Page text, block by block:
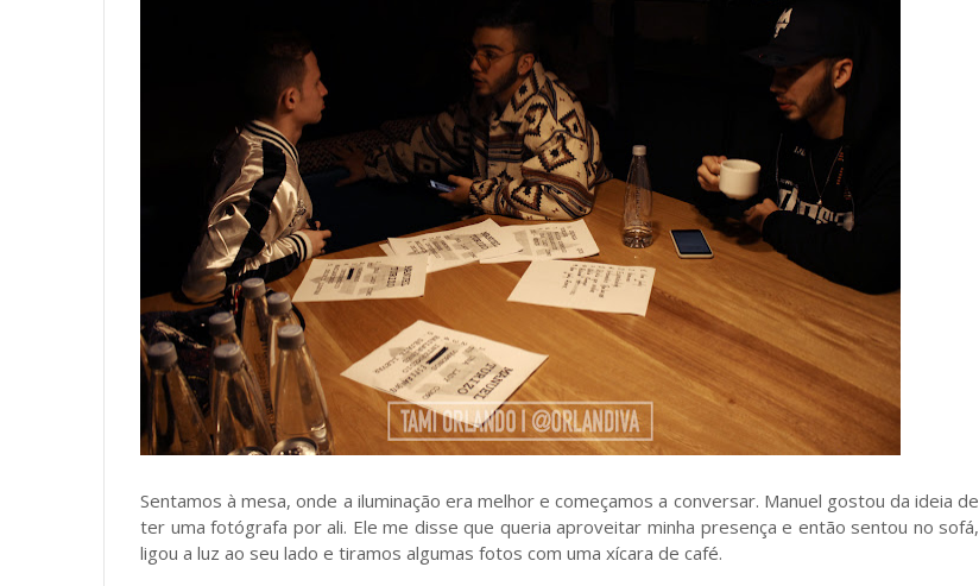
Sentamos à mesa, onde a iluminação era melhor e começamos a conversar. Manuel gostou da ideia de
ter uma fotógrafa por ali. Ele me disse que queria aproveitar minha presença e então sentou no sofá,
ligou a luz ao seu lado e tiramos algumas fotos com uma xícara de café.